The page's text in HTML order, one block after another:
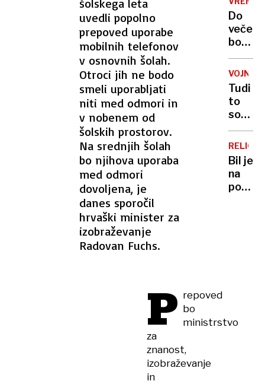
šolskega leta
uvedli popolno
prepoved uporabe
mobilnih telefonov
v osnovnih šolah.
Otroci jih ne bodo
smeli uporabljati
niti med odmori in
v nobenem od
šolskih prostorov.
Na srednjih šolah
bo njihova uporaba
med odmori
dovoljena, je
danes sporočil
hrvaški minister za
izobraževanje
Radovan Fuchs.
P repoved
bo
ministrstvo
za
znanost,
izobraževanje
in
vojne
razlog
vas
bo
Do
večera
bodo
od
severa
začele
plohe
in
VOJNA
Tudi
to
so
Rusija
pred
valom
Bil je
na
poti
biti